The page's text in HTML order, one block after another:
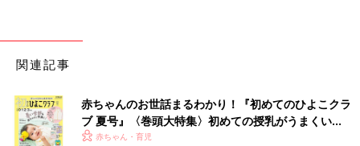
関連記事
赤ちゃんのお世話まるわかり！『初めてのひよこクラ
ブ 夏号』〈巻頭大特集〉初めての授乳がうまくい
く！ おっぱい・ミルクの基本と夏のトラブル 解決テ
赤ちゃん・育児